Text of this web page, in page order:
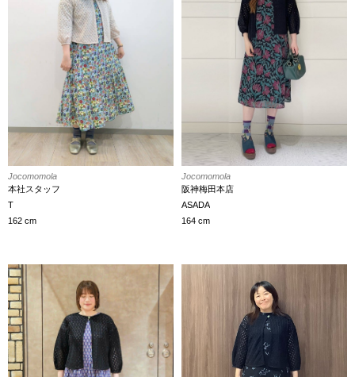
Jocomomola
本社スタッフ
T
162 cm
Jocomomola
阪神梅田本店
ASADA
164 cm